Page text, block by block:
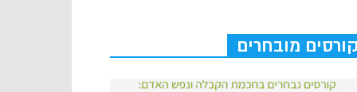
קורסים מובחרים